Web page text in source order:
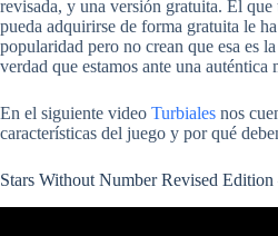
revisada, y una versión gratuita. El
pueda adquirirse de forma gratuita le
popularidad pero no crean que esa es
verdad que estamos ante una auténtica
En el siguiente video Turbiales nos
características del juego y por qué
Stars Without Number Revised Edition